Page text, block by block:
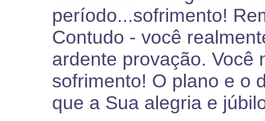
período...sofrimento!
Contudo - você
ardente provação. Você
sofrimento! O plano e o
que a Sua alegria e